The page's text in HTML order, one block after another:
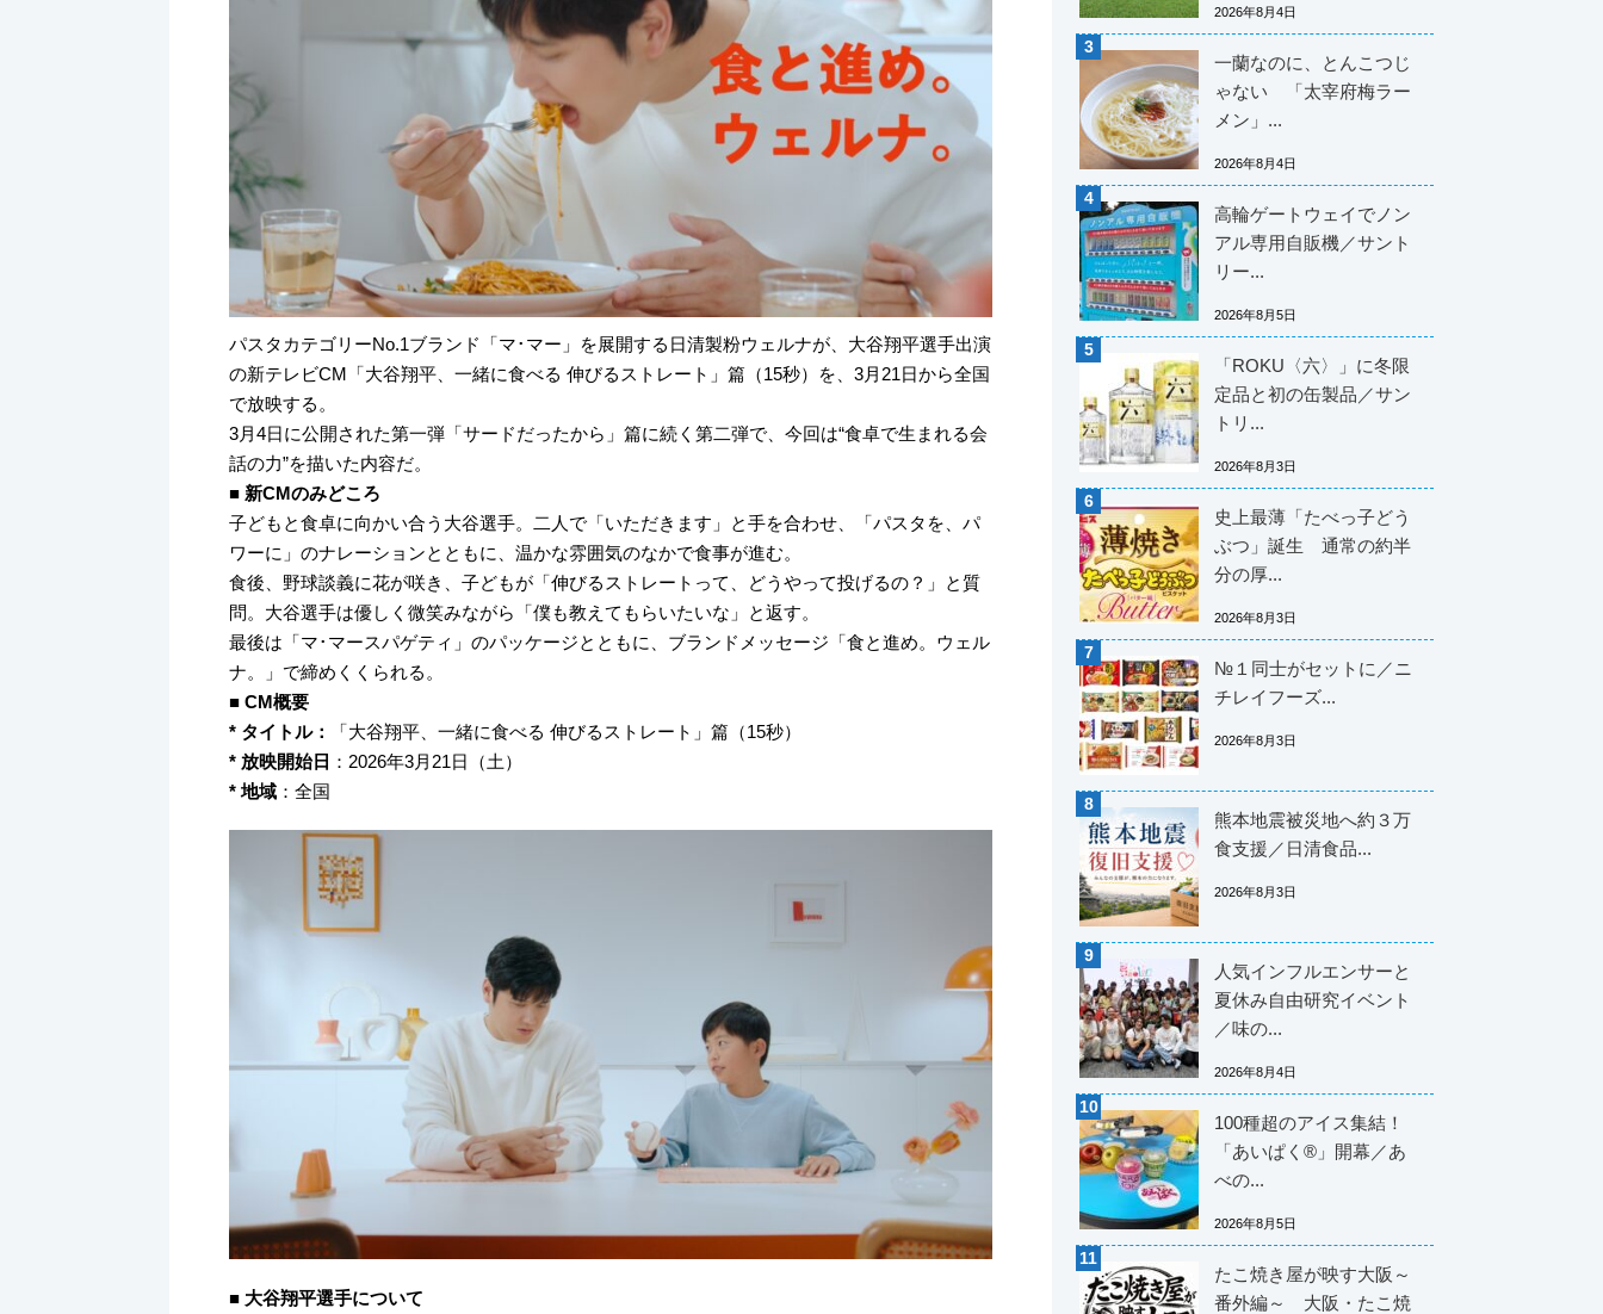
k
パスタカテゴリーNo.1ブランド「マ･マー」を展開する日清製粉ウェルナが、大谷翔平選手出演
の新テレビCM「大谷翔平、一緒に食べる 伸びるストレート」篇（15秒）を、3月21日から全国
で放映する。
3月4日に公開された第一弾「サードだったから」篇に続く第二弾で、今回は“食卓で生まれる会
話の力”を描いた内容だ。
■ 新CMのみどころ
子どもと食卓に向かい合う大谷選手。二人で「いただきます」と手を合わせ、「パスタを、パ
ワーに」のナレーションとともに、温かな雰囲気のなかで食事が進む。
食後、野球談義に花が咲き、子どもが「伸びるストレートって、どうやって投げるの？」と質
問。大谷選手は優しく微笑みながら「僕も教えてもらいたいな」と返す。
最後は「マ･マースパゲティ」のパッケージとともに、ブランドメッセージ「食と進め。ウェル
ナ。」で締めくくられる。
■ CM概要
* タイトル：
「大谷翔平、一緒に食べる 伸びるストレート」篇（15秒）
* 放映開始日 ：2026年3月21日（土）
* 地域 ：全国
■ 大谷翔平選手について
2026年8月4日
一蘭なのに、とんこつじ
ゃない 「太宰府梅ラー
メン」...
2026年8月4日
高輪ゲートウェイでノン
アル専用自販機／サント
リー...
2026年8月5日
「ROKU〈六〉」に冬限
定品と初の缶製品／サン
トリ...
2026年8月3日
史上最薄「たべっ子どう
ぶつ」誕生 通常の約半
分の厚...
2026年8月3日
№１同士がセットに／ニ
チレイフーズ...
2026年8月3日
熊本地震被災地へ約３万
食支援／日清食品...
2026年8月3日
人気インフルエンサーと
夏休み自由研究イベント
／味の...
2026年8月4日
100種超のアイス集結！
「あいぱく®」開幕／あ
べの...
2026年8月5日
たこ焼き屋が映す大阪～
番外編～ 大阪・たこ焼